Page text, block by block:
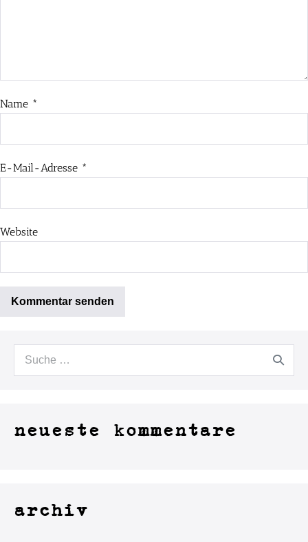
Name *
E-Mail-Adresse *
Website
neueste kommentare
archiv